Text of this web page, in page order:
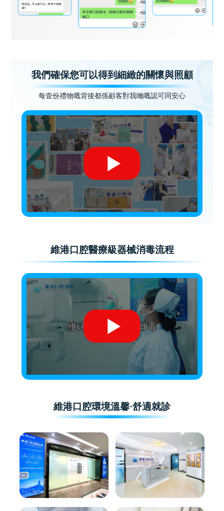
我們確保您可以得到細緻的關懷與照顧
每壹份禮物嘅背後都係顧客對我哋嘅認可同安心
維港口腔醫療級器械消毒流程
維港口腔環境溫馨·舒適就診